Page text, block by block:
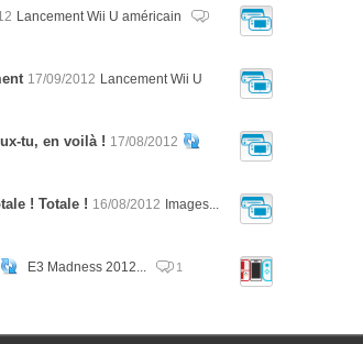
Lancement Wii U américain
17/09/2012 Lancement Wii U
tu, en voilà ! 17/08/2012
! Totale ! 16/08/2012 Images...
E3 Madness 2012... 1